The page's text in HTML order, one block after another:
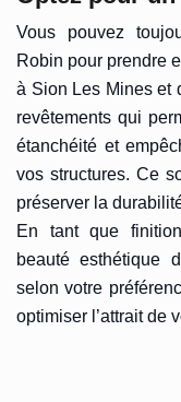
Vous pouvez
Robin pour prendre
à Sion Les Mines et
revêtements qui
étanchéité et
vos structures. Ce
préserver la
En tant que
beauté esthétique
selon votre
optimiser l’attrait de